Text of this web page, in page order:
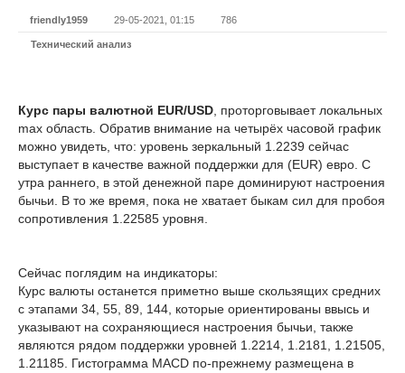
friendly1959 29-05-2021, 01:15 786
Технический анализ
Курс пары валютной EUR/USD , проторговывает локальных
max область. Обратив внимание на четырёх часовой график
можно увидеть, что: уровень зеркальный 1.2239 сейчас
выступает в качестве важной поддержки для (EUR) евро. С
утра раннего, в этой денежной паре доминируют настроения
бычьи. В то же время, пока не хватает быкам сил для пробоя
сопротивления 1.22585 уровня.
Сейчас поглядим на индикаторы:
Курс валюты останется приметно выше скользящих средних
с этапами 34, 55, 89, 144, которые ориентированы ввысь и
указывают на сохраняющиеся настроения бычьи, также
являются рядом поддержки уровней 1.2214, 1.2181, 1.21505,
1.21185. Гистограмма MACD по-прежнему размещена в